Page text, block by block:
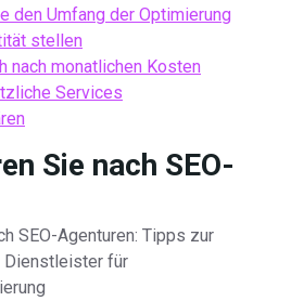
den Umfang der Optimierung
stellen
nach monatlichen Kosten
Services
Sie nach SEO-
SEO-Agenturen: Tipps zur
Dienstleister für